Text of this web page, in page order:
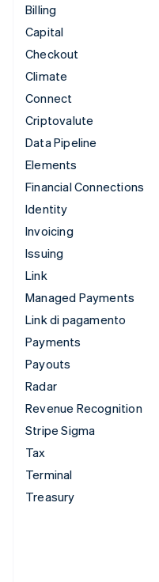
Billing
Capital
Checkout
Climate
Connect
Criptovalute
Data Pipeline
Elements
Financial Connections
Identity
Invoicing
Issuing
Link
Managed Payments
Link di pagamento
Payments
Payouts
Radar
Revenue Recognition
Stripe Sigma
Tax
Terminal
Treasury